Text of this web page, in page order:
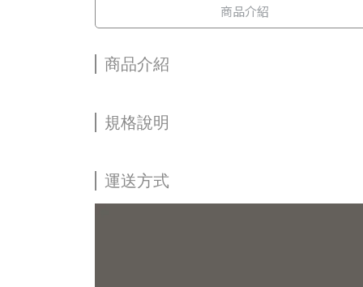
商品介紹
商品介紹
規格說明
運送方式